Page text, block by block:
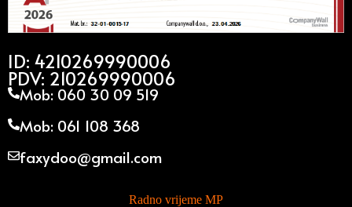
ID: 4210269990006
PDV: 210269990006
Mob: 060 30 09 519
Mob: 061 108 368
faxydoo@gmail.com
Radno vrijeme MP